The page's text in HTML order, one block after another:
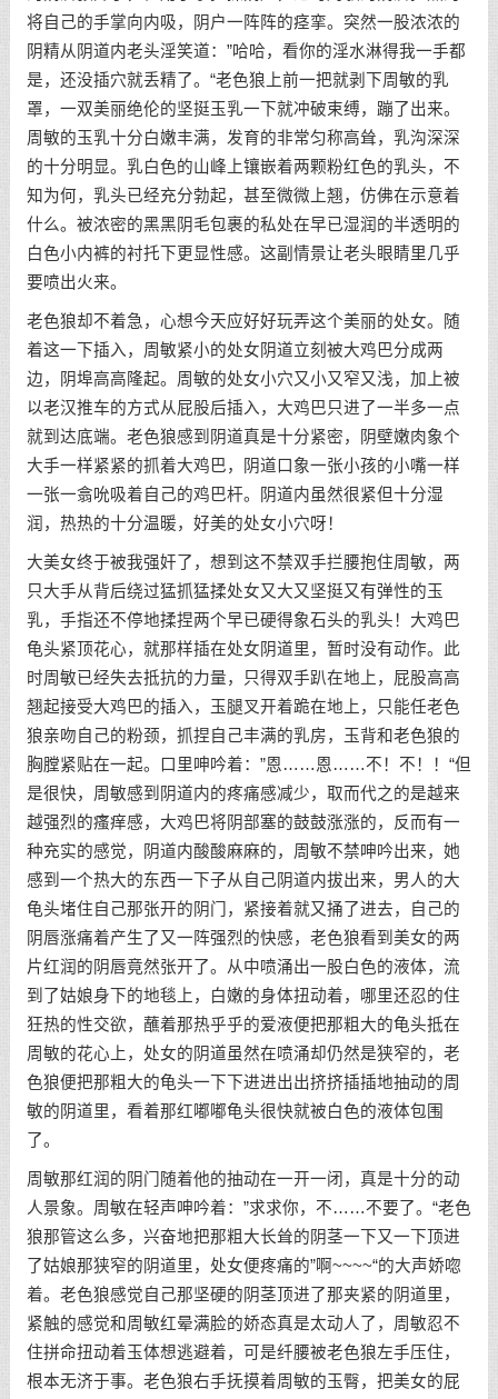
将自己的手掌向内吸，阴户一阵阵的痉挛。突然一股浓浓的
阴精从阴道内老头淫笑道：”哈哈，看你的淫水淋得我一手都
是，还没插穴就丢精了。“老色狼上前一把就剥下周敏的乳
罩，一双美丽绝伦的坚挺玉乳一下就冲破束缚，蹦了出来。
周敏的玉乳十分白嫩丰满，发育的非常匀称高耸，乳沟深深
的十分明显。乳白色的山峰上镶嵌着两颗粉红色的乳头，不
知为何，乳头已经充分勃起，甚至微微上翘，仿佛在示意着
什么。被浓密的黑黑阴毛包裹的私处在早已湿润的半透明的
白色小内裤的衬托下更显性感。这副情景让老头眼睛里几乎
要喷出火来。
老色狼却不着急，心想今天应好好玩弄这个美丽的处女。随
着这一下插入，周敏紧小的处女阴道立刻被大鸡巴分成两
边，阴埠高高隆起。周敏的处女小穴又小又窄又浅，加上被
以老汉推车的方式从屁股后插入，大鸡巴只进了一半多一点
就到达底端。老色狼感到阴道真是十分紧密，阴壁嫩肉象个
大手一样紧紧的抓着大鸡巴，阴道口象一张小孩的小嘴一样
一张一翕吮吸着自己的鸡巴杆。阴道内虽然很紧但十分湿
润，热热的十分温暖，好美的处女小穴呀！
大美女终于被我强奸了，想到这不禁双手拦腰抱住周敏，两
只大手从背后绕过猛抓猛揉处女又大又坚挺又有弹性的玉
乳，手指还不停地揉捏两个早已硬得象石头的乳头！大鸡巴
龟头紧顶花心，就那样插在处女阴道里，暂时没有动作。此
时周敏已经失去抵抗的力量，只得双手趴在地上，屁股高高
翘起接受大鸡巴的插入，玉腿叉开着跪在地上，只能任老色
狼亲吻自己的粉颈，抓捏自己丰满的乳房，玉背和老色狼的
胸膛紧贴在一起。口里呻吟着：”恩……恩……不！不！！“但
是很快，周敏感到阴道内的疼痛感减少，取而代之的是越来
越强烈的瘙痒感，大鸡巴将阴部塞的鼓鼓涨涨的，反而有一
种充实的感觉，阴道内酸酸麻麻的，周敏不禁呻吟出来，她
感到一个热大的东西一下子从自己阴道内拔出来，男人的大
龟头堵住自己那张开的阴门，紧接着就又捅了进去，自己的
阴唇涨痛着产生了又一阵强烈的快感，老色狼看到美女的两
片红润的阴唇竟然张开了。从中喷涌出一股白色的液体，流
到了姑娘身下的地毯上，白嫩的身体扭动着，哪里还忍的住
狂热的性交欲，蘸着那热乎乎的爱液便把那粗大的龟头抵在
周敏的花心上，处女的阴道虽然在喷涌却仍然是狭窄的，老
色狼便把那粗大的龟头一下下进进出出挤挤插插地抽动的周
敏的阴道里，看着那红嘟嘟龟头很快就被白色的液体包围
了。
周敏那红润的阴门随着他的抽动在一开一闭，真是十分的动
人景象。周敏在轻声呻吟着：”求求你，不……不要了。“老色
狼那管这么多，兴奋地把那粗大长耸的阴茎一下又一下顶进
了姑娘那狭窄的阴道里，处女便疼痛的”啊~~~~“的大声娇唿
着。老色狼感觉自己那坚硬的阴茎顶进了那夹紧的阴道里，
紧触的感觉和周敏红晕满脸的娇态真是太动人了，周敏忍不
住拼命扭动着玉体想逃避着，可是纤腰被老色狼左手压住，
根本无济于事。老色狼右手抚摸着周敏的玉臀，把美女的屁